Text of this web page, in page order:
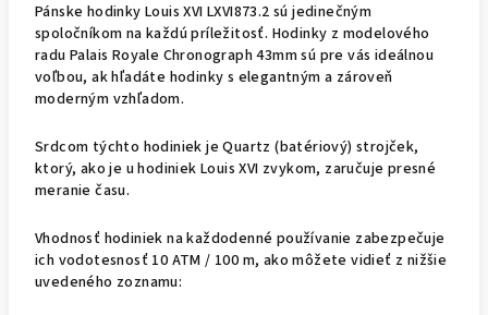
Pánske hodinky Louis XVI LXVI873.2 sú jedinečným
spoločníkom na každú príležitosť. Hodinky z modelového
radu Palais Royale Chronograph 43mm sú pre vás ideálnou
voľbou, ak hľadáte hodinky s elegantným a zároveň
moderným vzhľadom.
Srdcom týchto hodiniek je Quartz (batériový) strojček,
ktorý, ako je u hodiniek Louis XVI zvykom, zaručuje presné
meranie času.
Vhodnosť hodiniek na každodenné používanie zabezpečuje
ich vodotesnosť 10 ATM / 100 m, ako môžete vidieť z nižšie
uvedeného zoznamu: